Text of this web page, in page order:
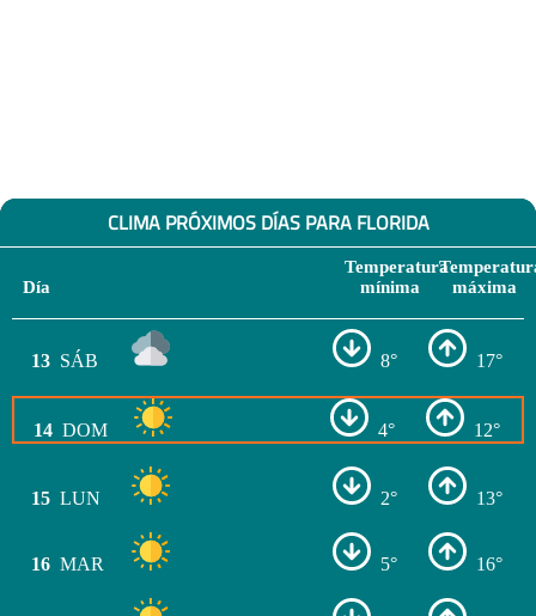
CLIMA PRÓXIMOS DÍAS PARA FLORIDA
Día
Temperatura
mínima
máxima
13 SÁB 8° 17°
14 DOM 4° 12°
15 LUN 2° 13°
16 MAR 5° 16°